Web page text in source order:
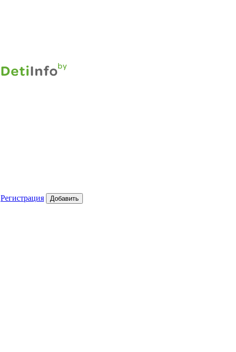
Регистрация Добавить